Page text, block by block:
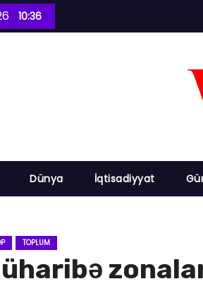
10:36
Dünya İqtisadiyyat
TOPLUM